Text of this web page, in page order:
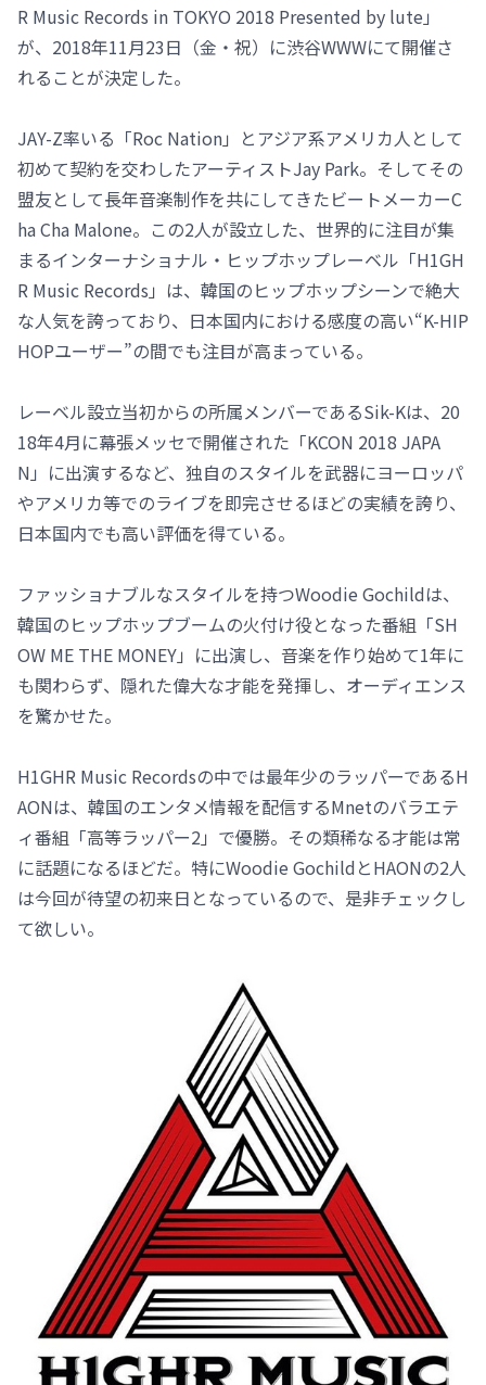
R Music Records in TOKYO 2018 Presented by lute」
が、2018年11月23日（金・祝）に渋谷WWWにて開催さ
れることが決定した。
JAY-Z率いる「Roc Nation」とアジア系アメリカ人として
初めて契約を交わしたアーティストJay Park。そしてその
盟友として長年音楽制作を共にしてきたビートメーカーC
ha Cha Malone。この2人が設立した、世界的に注目が集
まるインターナショナル・ヒップホップレーベル「H1GH
R Music Records」は、韓国のヒップホップシーンで絶大
な人気を誇っており、日本国内における感度の高い“K-HIP
HOPユーザー”の間でも注目が高まっている。
レーベル設立当初からの所属メンバーであるSik-Kは、20
18年4月に幕張メッセで開催された「KCON 2018 JAPA
N」に出演するなど、独自のスタイルを武器にヨーロッパ
やアメリカ等でのライブを即完させるほどの実績を誇り、
日本国内でも高い評価を得ている。
ファッショナブルなスタイルを持つWoodie Gochildは、
韓国のヒップホップブームの火付け役となった番組「SH
OW ME THE MONEY」に出演し、音楽を作り始めて1年に
も関わらず、隠れた偉大な才能を発揮し、オーディエンス
を驚かせた。
H1GHR Music Recordsの中では最年少のラッパーであるH
AONは、韓国のエンタメ情報を配信するMnetのバラエテ
ィ番組「高等ラッパー2」で優勝。その類稀なる才能は常
に話題になるほどだ。特にWoodie GochildとHAONの2人
は今回が待望の初来日となっているので、是非チェックし
て欲しい。